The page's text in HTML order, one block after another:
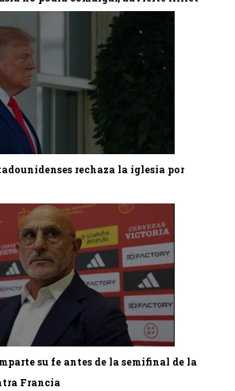
rechaza la iglesia por
su fe antes de la semifinal de la
Francia